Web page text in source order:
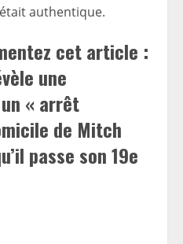
authentique.
cet article :
une
« arrêt
de Mitch
passe son 19e